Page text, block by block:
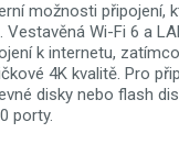
možnosti připojení,
Vestavěná Wi-Fi 6 a
k internetu,
4K kvalitě. Pro
disky nebo flash
porty.